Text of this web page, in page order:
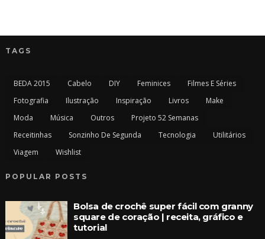
TAGS
BEDA 2015 Cabelo DIY Feminices
Filmes E Séries
Fotografia
Ilustração Inspiração Livros
Make
Moda
Música Outros
Projeto 52 Semanas
Receitinhas
Sonzinho De Segunda Tecnologia
Utilitários
Viagem
Wishlist
POPULAR POSTS
Bolsa de crochê super fácil com granny
square de coração | receita, gráfico e
tutorial